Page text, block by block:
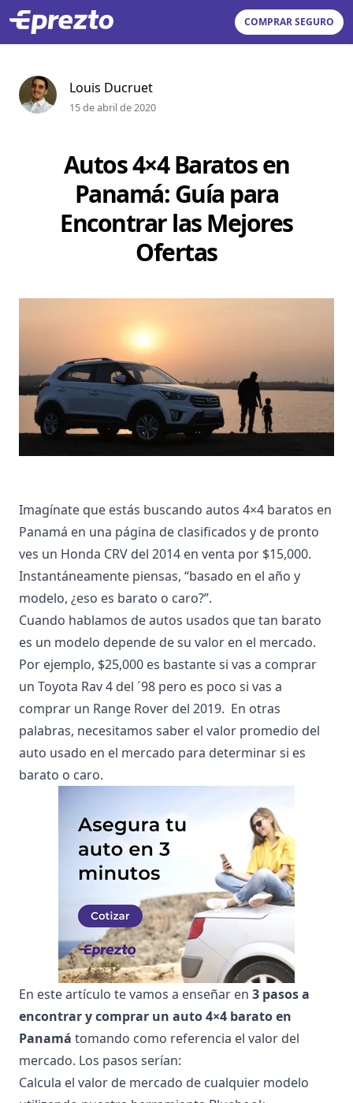
COMPRAR SEGURO
Louis Ducruet
15 de abril de 2020
Autos 4×4 Baratos en
Panamá: Guía para
Encontrar las Mejores
Ofertas
Imagínate que estás buscando autos 4×4 baratos en
Panamá en una página de clasificados y de pronto
ves un Honda CRV del 2014 en venta por $15,000.
Instantáneamente piensas, “basado en el año y
modelo, ¿eso es barato o caro?”.
Cuando hablamos de autos usados que tan barato
es un modelo depende de su valor en el mercado.
Por ejemplo, $25,000 es bastante si vas a comprar
un Toyota Rav 4 del ´98 pero es poco si vas a
comprar un Range Rover del 2019. En otras
palabras, necesitamos saber el valor promedio del
auto usado en el mercado para determinar si es
barato o caro.
En este artículo te vamos a enseñar en 3 pasos a
encontrar y comprar un auto 4×4 barato en
Panamá tomando como referencia el valor del
mercado. Los pasos serían:
Calcula el valor de mercado de cualquier modelo